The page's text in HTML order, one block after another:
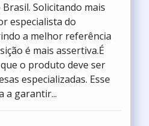
Solicitando mais
especialista do
a melhor referência
é mais assertiva.É
o produto deve ser
especializadas. Esse
a garantir...